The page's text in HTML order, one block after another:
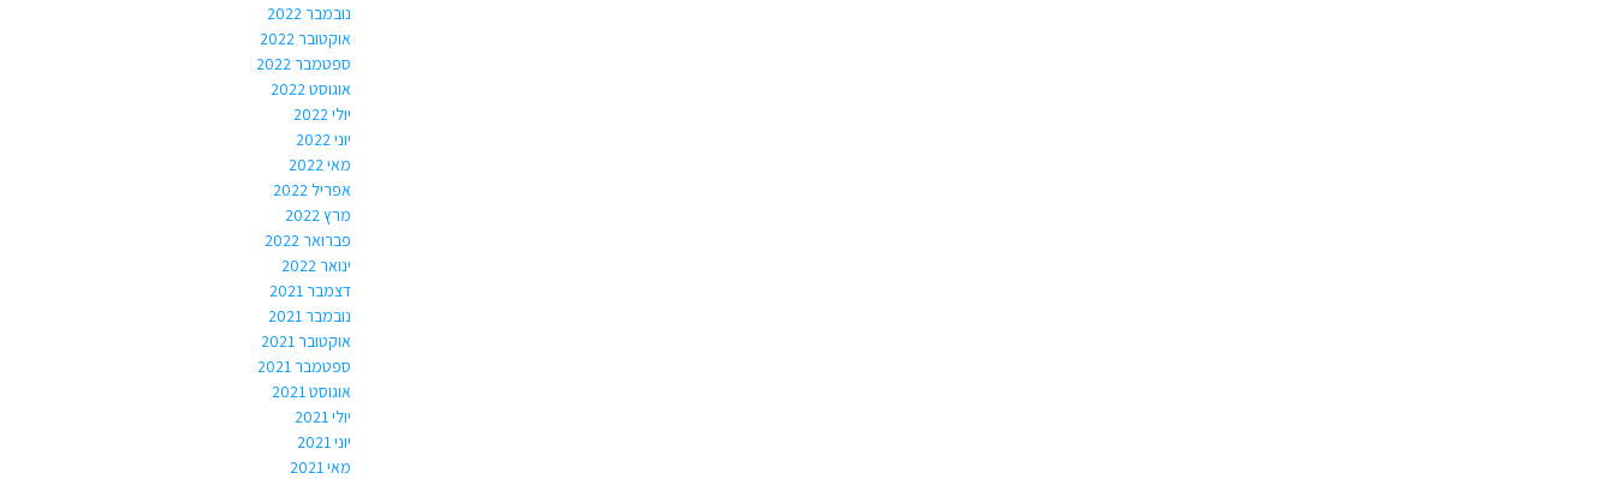
נובמבר 2022
אוקטובר 2022
ספטמבר 2022
אוגוסט 2022
יולי 2022
יוני 2022
מאי 2022
אפריל 2022
מרץ 2022
פברואר 2022
ינואר 2022
דצמבר 2021
נובמבר 2021
אוקטובר 2021
ספטמבר 2021
אוגוסט 2021
יולי 2021
יוני 2021
מאי 2021